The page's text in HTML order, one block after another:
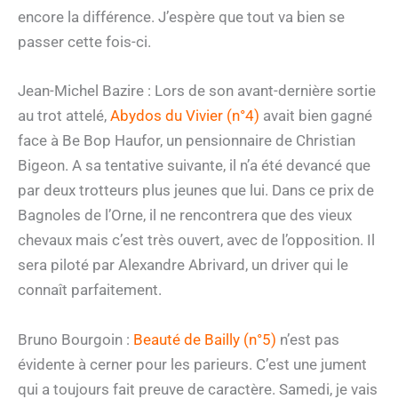
encore la différence. J’espère que tout va bien se
passer cette fois-ci.
Jean-Michel Bazire : Lors de son avant-dernière sortie
au trot attelé, Abydos du Vivier (n°4) avait bien gagné
face à Be Bop Haufor, un pensionnaire de Christian
Bigeon. A sa tentative suivante, il n’a été devancé que
par deux trotteurs plus jeunes que lui. Dans ce prix de
Bagnoles de l’Orne, il ne rencontrera que des vieux
chevaux mais c’est très ouvert, avec de l’opposition. Il
sera piloté par Alexandre Abrivard, un driver qui le
connaît parfaitement.
Bruno Bourgoin : Beauté de Bailly (n°5) n’est pas
évidente à cerner pour les parieurs. C’est une jument
qui a toujours fait preuve de caractère. Samedi, je vais